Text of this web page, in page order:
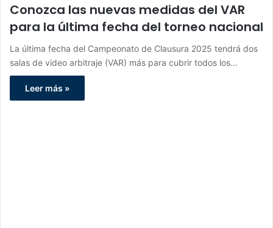
Conozca las nuevas medidas del VAR
para la última fecha del torneo nacional
La última fecha del Campeonato de Clausura 2025 tendrá dos
salas de video arbitraje (VAR) más para cubrir todos los…
Leer más »